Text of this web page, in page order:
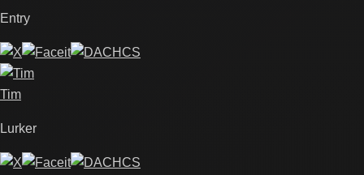
Entry
Tim
Lurker